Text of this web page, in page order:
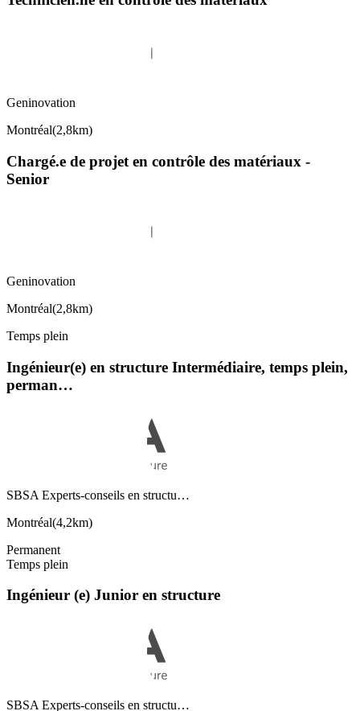
Geninovation
Montréal(2,8km)
Chargé.e de projet en contrôle des matériaux -
Senior
Geninovation
Montréal(2,8km)
Temps plein
Ingénieur(e) en structure Intermédiaire, temps plein,
perman…
SBSA Experts-conseils en structu…
Montréal(4,2km)
Permanent
Temps plein
Ingénieur (e) Junior en structure
SBSA Experts-conseils en structu…